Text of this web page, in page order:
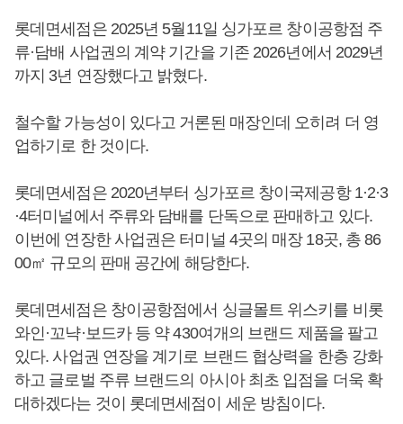
롯데면세점은 2025년 5월11일 싱가포르 창이공항점 주
류·담배 사업권의 계약 기간을 기존 2026년에서 2029년
까지 3년 연장했다고 밝혔다.
철수할 가능성이 있다고 거론된 매장인데 오히려 더 영
업하기로 한 것이다.
롯데면세점은 2020년부터 싱가포르 창이국제공항 1·2·3
·4터미널에서 주류와 담배를 단독으로 판매하고 있다.
이번에 연장한 사업권은 터미널 4곳의 매장 18곳, 총 86
00㎡ 규모의 판매 공간에 해당한다.
롯데면세점은 창이공항점에서 싱글몰트 위스키를 비롯
와인·꼬냑·보드카 등 약 430여개의 브랜드 제품을 팔고
있다. 사업권 연장을 계기로 브랜드 협상력을 한층 강화
하고 글로벌 주류 브랜드의 아시아 최초 입점을 더욱 확
대하겠다는 것이 롯데면세점이 세운 방침이다.